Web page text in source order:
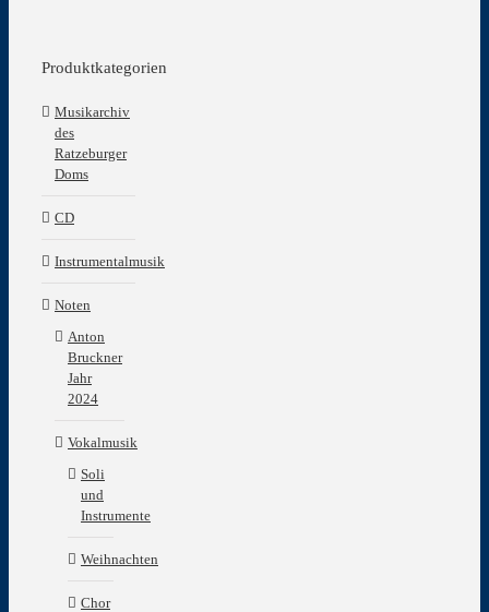
Produktkategorien
Musikarchiv
des
Ratzeburger
Doms
CD
Instrumentalmusik
Noten
Anton
Bruckner
Jahr
2024
Vokalmusik
Soli
und
Instrumente
Weihnachten
Chor